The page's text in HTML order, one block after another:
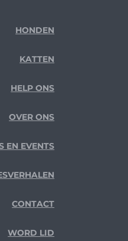
HONDEN
KATTEN
HELP ONS
OVER ONS
EN EVENTS
CONTACT
WORD LID